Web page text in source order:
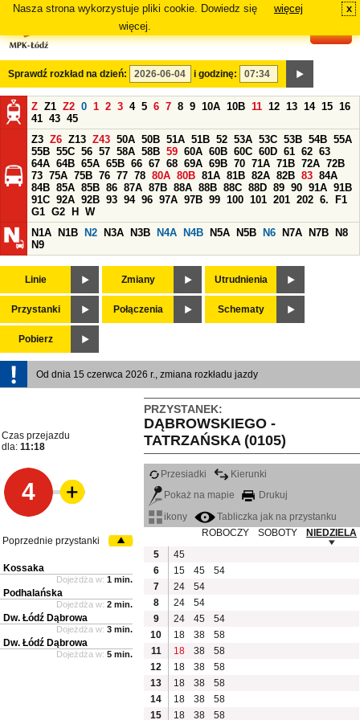
Nasza strona wykorzystuje pliki cookie. Dowiedz się
więcej.
więcej x
Sprawdź rozkład na dzień: i godzinę:
Z Z1 Z2 0 1 2 3 4 5 6 7 8 9 10A 10B 11 12 13 14 15 16
41 43 45
Z3 Z6 Z13 Z43 50A 50B 51A 51B 52 53A 53C 53B 54B 55A
55B 55C 56 57 58A 58B 59 60A 60B 60C 60D 61 62 63
64A 64B 65A 65B 66 67 68 69A 69B 70 71A 71B 72A 72B
73 75A 75B 76 77 78 80A 80B 81A 81B 82A 82B 83 84A
84B 85A 85B 86 87A 87B 88A 88B 88C 88D 89 90 91A 91B
91C 92A 92B 93 94 96 97A 97B 99 100 101 201 202 6.
F1
G1 G2 H
W
N1A
N1B N2 N3A N3B N4A N4B N5A N5B N6 N7A N7B
N8
N9
Linie Zmiany Utrudnienia
Przystanki Połączenia Schematy
Pobierz
Od dnia 15 czerwca 2026 r., zmiana rozkładu jazdy
PRZYSTANEK:
DĄBROWSKIEGO -
TATRZAŃSKA (0105)
Czas przejazdu
dla: 11:18
4
Przesiadki
Kierunki
Pokaż na mapie
Drukuj
ikony
Tabliczka jak na przystanku
ROBOCZY
SOBOTY
NIEDZIELA
5
45
6
15 45
54
7
24
54
8
24
54
9
24 45
54
10
18 38
58
11
18 38
58
12
18 38
58
13
18 38
58
14
18 38
58
15
18 38 58
Poprzednie przystanki
Kossaka
Dojeżdża w: 1 min.
Podhalańska
Dojeżdża w: 2 min.
Dw. Łódź Dąbrowa
Dojeżdża w: 3 min.
Dw. Łódź Dąbrowa
Dojeżdża w: 5 min.